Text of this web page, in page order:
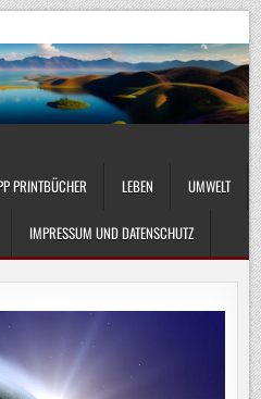
PRINTBÜCHER LEBEN UMWELT
IMPRESSUM UND DATENSCHUTZ